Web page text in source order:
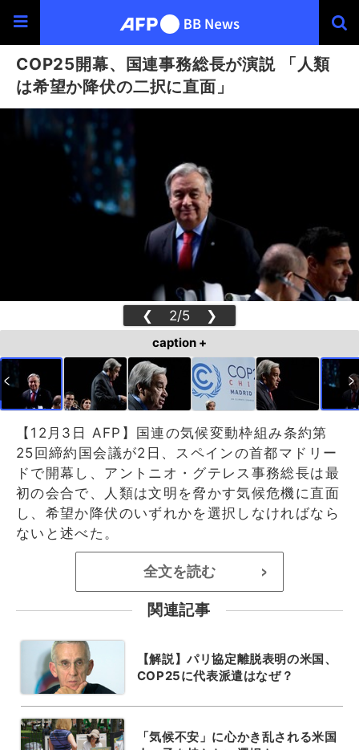
COP25開幕、国連事務総長が演説 「人類
は希望か降伏の二択に直面」
❮ 2/5 ❯
caption +
【12月3日 AFP】国連の気候変動枠組み条約第
25回締約国会議が2日、スペインの首都マドリー
ドで開幕し、アントニオ・グテレス事務総長は最
初の会合で、人類は文明を脅かす気候危機に直面
し、希望か降伏のいずれかを選択しなければなら
ないと述べた。
全文を読む >
関連記事
【解説】パリ協定離脱表明の米国、
COP25に代表派遣はなぜ？
「気候不安」に心かき乱される米国